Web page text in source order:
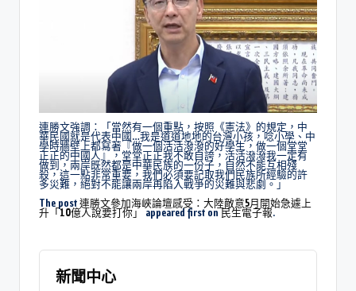
連勝文強調：「當然有一個重點，按照《憲法》的規定，中
華民國就是代表中國…我是道道地地的台灣小孩，唸小學、中
學時牆壁上都寫著『做一個活活潑潑的好學生，做一個堂堂
正正的中國人』，堂堂正正我不敢自誇，活活潑潑我一定有
做到，兩岸既然都是中華民族的一份子，自然不能互相殘
殺，這一點非常重要，我們必須要記取我們民族所經驗的許
多災難，絕對不能讓兩岸再陷入戰爭的災難與悲劇。」
The post連勝文參加海峽論壇感受：大陸敵意5月開始急遽上
升「10億人說要打你」 appeared first on民生電子報.
新聞中心